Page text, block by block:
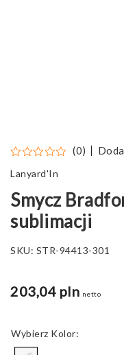
(0)
Lanyard'In
Smycz
sublimacji
SKU: STR-94413-301
203,04 pln netto
Kolor